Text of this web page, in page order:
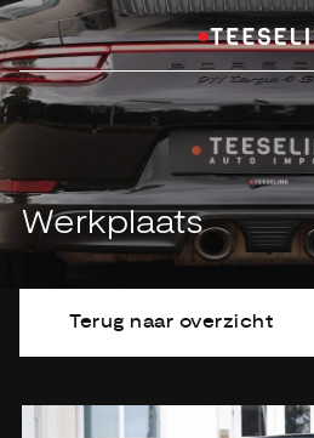
Werkplaats
Terug naar overzicht